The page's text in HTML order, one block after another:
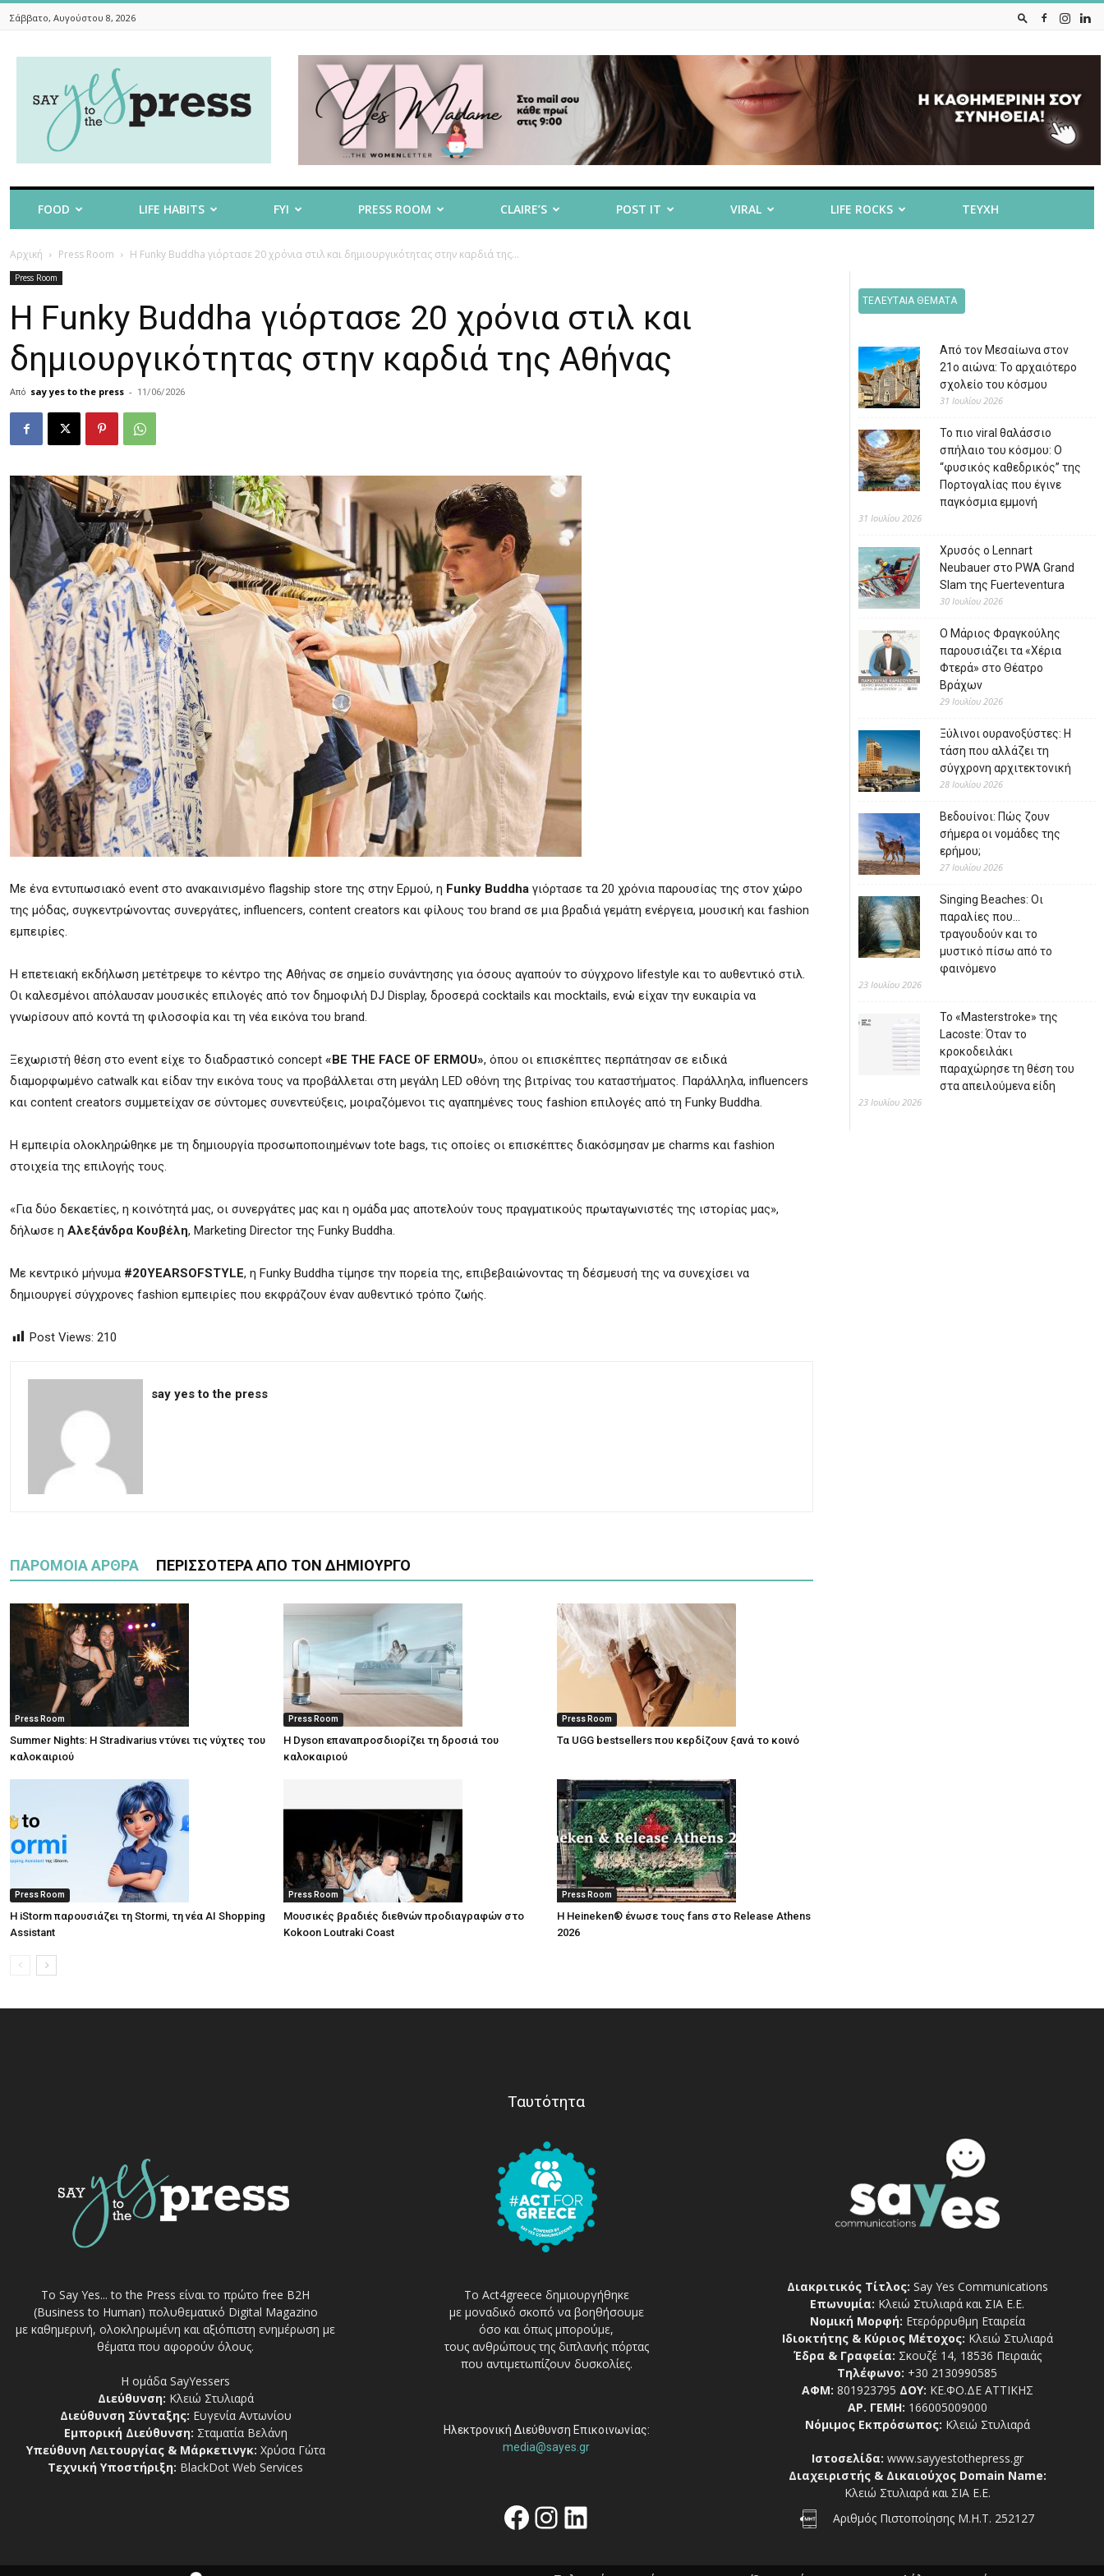
Σάββατο, Αυγούστου 8, 2026
To
The
FOOD LIFE HABITS FYI PRESS ROOM CLAIRE’S POST IT VIRAL LIFE ROCKS ΤΕΥΧΗ
Αρχική Press Room Η Funky Buddha γιόρτασε 20 χρόνια στιλ και δημιουργικότητας στην καρδιά της...
Press Room
Η Funky Buddha γιόρτασε 20 χρόνια στιλ και
δημιουργικότητας στην καρδιά της Αθήνας
Από say yes to the press - 11/06/2026
Με ένα εντυπωσιακό event στο ανακαινισμένο flagship store της στην Ερμού, η Funky Buddha γιόρτασε τα 20 χρόνια παρουσίας της στον χώρο
της μόδας, συγκεντρώνοντας συνεργάτες, influencers, content creators και φίλους του brand σε μια βραδιά γεμάτη ενέργεια, μουσική και fashion
εμπειρίες.
Η επετειακή εκδήλωση μετέτρεψε το κέντρο της Αθήνας σε σημείο συνάντησης για όσους αγαπούν το σύγχρονο lifestyle και το αυθεντικό στιλ.
Οι καλεσμένοι απόλαυσαν μουσικές επιλογές από τον δημοφιλή DJ Display, δροσερά cocktails και mocktails, ενώ είχαν την ευκαιρία να
γνωρίσουν από κοντά τη φιλοσοφία και τη νέα εικόνα του brand.
Ξεχωριστή θέση στο event είχε το διαδραστικό concept «BE THE FACE OF ERMOU», όπου οι επισκέπτες περπάτησαν σε ειδικά
διαμορφωμένο catwalk και είδαν την εικόνα τους να προβάλλεται στη μεγάλη LED οθόνη της βιτρίνας του καταστήματος. Παράλληλα, influencers
και content creators συμμετείχαν σε σύντομες συνεντεύξεις, μοιραζόμενοι τις αγαπημένες τους fashion επιλογές από τη Funky Buddha.
Η εμπειρία ολοκληρώθηκε με τη δημιουργία προσωποποιημένων tote bags, τις οποίες οι επισκέπτες διακόσμησαν με charms και fashion
στοιχεία της επιλογής τους.
«Για δύο δεκαετίες, η κοινότητά μας, οι συνεργάτες μας και η ομάδα μας αποτελούν τους πραγματικούς πρωταγωνιστές της ιστορίας μας»,
δήλωσε η Αλεξάνδρα Κουβέλη, Marketing Director της Funky Buddha.
Με κεντρικό μήνυμα #20YEARSOFSTYLE, η Funky Buddha τίμησε την πορεία της, επιβεβαιώνοντας τη δέσμευσή της να συνεχίσει να
δημιουργεί σύγχρονες fashion εμπειρίες που εκφράζουν έναν αυθεντικό τρόπο ζωής.
Post Views: 210
say yes to the press
ΠΑΡΟΜΟΙΑ ΑΡΘΡΑ ΠΕΡΙΣΣΟΤΕΡΑ ΑΠΟ ΤΟΝ ΔΗΜΙΟΥΡΓΟ
Press Room
Summer Nights: Η Stradivarius ντύνει τις νύχτες του
καλοκαιριού
Press Room
Η Dyson επαναπροσδιορίζει τη δροσιά του
καλοκαιριού
Press Room
Τα UGG bestsellers που κερδίζουν ξανά το κοινό
Press Room
Η iStorm παρουσιάζει τη Stormi, τη νέα AI Shopping
Assistant
Press Room
Μουσικές βραδιές διεθνών προδιαγραφών στο
Kokoon Loutraki Coast
Press Room
Η Heineken® ένωσε τους fans στο Release Athens
2026
ΤΕΛΕΥΤΑΙΑ ΘΕΜΑΤΑ
Από τον Μεσαίωνα στον
21ο αιώνα: Το αρχαιότερο
σχολείο του κόσμου
31 Ιουλίου 2026
Το πιο viral θαλάσσιο
σπήλαιο του κόσμου: Ο
“φυσικός καθεδρικός” της
Πορτογαλίας που έγινε
παγκόσμια εμμονή
31 Ιουλίου 2026
Χρυσός ο Lennart
Neubauer στο PWA Grand
Slam της Fuerteventura
30 Ιουλίου 2026
Ο Μάριος Φραγκούλης
παρουσιάζει τα «Χέρια
Φτερά» στο Θέατρο
Βράχων
29 Ιουλίου 2026
Ξύλινοι ουρανοξύστες: Η
τάση που αλλάζει τη
σύγχρονη αρχιτεκτονική
28 Ιουλίου 2026
Βεδουίνοι: Πώς ζουν
σήμερα οι νομάδες της
ερήμου;
27 Ιουλίου 2026
Singing Beaches: Οι
παραλίες που…
τραγουδούν και το
μυστικό πίσω από το
φαινόμενο
23 Ιουλίου 2026
Το «Masterstroke» της
Lacoste: Όταν το
κροκοδειλάκι
παραχώρησε τη θέση του
στα απειλούμενα είδη
23 Ιουλίου 2026
Το Say Yes... to the Press είναι το πρώτο free Β2Η
(Business to Human) πολυθεματικό Digital Magazino
με καθημερινή, ολοκληρωμένη και αξιόπιστη ενημέρωση με
θέματα που αφορούν όλους.
Η ομάδα SayYessers
Διεύθυνση: Κλειώ Στυλιαρά
Διεύθυνση Σύνταξης: Ευγενία Αντωνίου
Εμπορική Διεύθυνση: Σταματία Βελάνη
Υπεύθυνη Λειτουργίας & Μάρκετινγκ: Χρύσα Γώτα
Τεχνική Υποστήριξη: BlackDot Web Services
Ταυτότητα
Το Act4greece δημιουργήθηκε
με μοναδικό σκοπό να βοηθήσουμε
όσο και όπως μπορούμε,
τους ανθρώπους της διπλανής πόρτας
που αντιμετωπίζουν δυσκολίες.
Ηλεκτρονική Διεύθυνση Επικοινωνίας:
media@sayes.gr
Facebook
Instagram
Linkedin
Διακριτικός Τίτλος: Say Yes Communications
Επωνυμία: Κλειώ Στυλιαρά και ΣΙΑ Ε.Ε.
Νομική Μορφή: Ετερόρρυθμη Εταιρεία
Ιδιοκτήτης & Κύριος Μέτοχος: Κλειώ Στυλιαρά
Έδρα & Γραφεία: Σκουζέ 14, 18536 Πειραιάς
Τηλέφωνο: +30 2130990585
ΑΦΜ: 801923795 ΔΟΥ: ΚΕ.ΦΟ.ΔΕ ΑΤΤΙΚΗΣ
ΑΡ. ΓΕΜΗ: 166005009000
Νόμιμος Εκπρόσωπος: Κλειώ Στυλιαρά
Ιστοσελίδα: www.sayyestothepress.gr
Διαχειριστής & Δικαιούχος Domain Name:
Κλειώ Στυλιαρά και ΣΙΑ Ε.Ε.
Αριθμός Πιστοποίησης Μ.Η.Τ. 252127